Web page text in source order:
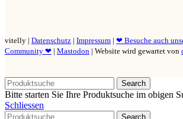
vitelly | Datenschutz | Impressum | ❤ Besuche auch
Community ❤ | Mastodon | Website wird gewartet von
Search
Bitte starten Sie Ihre Produktsuche im obigen
Schliessen
Search